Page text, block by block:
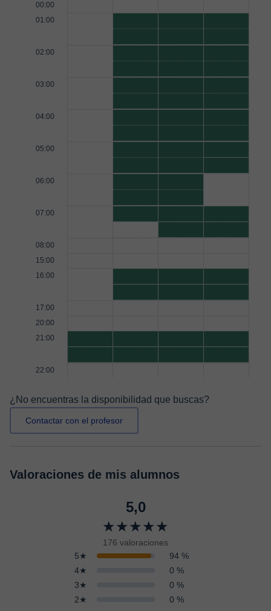
00:00
01:00
02:00
03:00
04:00
05:00
06:00
07:00
08:00
15:00
16:00
17:00
20:00
21:00
22:00
¿No encuentras la disponibilidad que buscas?
Contactar con el profesor
Valoraciones de mis alumnos
5,0
★★★★★
176 valoraciones
5★
94 %
4★
0 %
3★
0 %
2★
0 %